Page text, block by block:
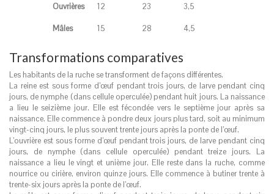
Ouvrières 12 23 3,5
Mâles 15 28 4,5
Transformations comparatives
Les habitants de la ruche se transforment de façons différentes.
La reine est sous forme d’œuf pendant trois jours, de larve pendant cinq
jours, de nymphe (dans cellule operculée) pendant huit jours. La naissance
a lieu le seizième jour. Elle est fécondée vers le septième jour après sa
naissance. Elle commence à pondre deux jours plus tard, soit au minimum
vingt-cinq jours, le plus souvent trente jours après la ponte de l’œuf.
L’ouvrière est sous forme d’œuf pendant trois jours, de larve pendant cinq
jours, de nymphe (dans cellule operculée) pendant treize jours. La
naissance a lieu le vingt et unième jour. Elle reste dans la ruche, comme
nourrice ou cirière, environ quinze jours. Elle commence à butiner trente à
trente-six jours après la ponte de l’œuf.